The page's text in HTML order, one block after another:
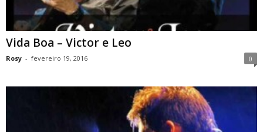
Vida Boa – Victor e Leo
Rosy - fevereiro 19, 2016 0